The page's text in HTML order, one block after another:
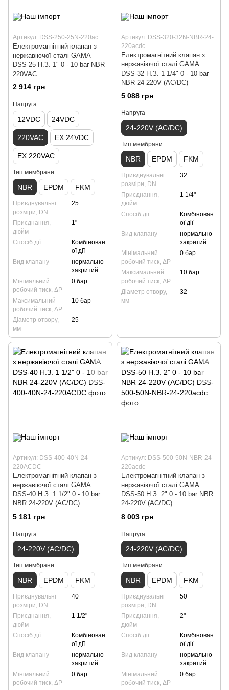
Артикул: DSS-250-25N-220ac
Електромагнітний клапан з
нержавіючої сталі GAMA
DSS-25 Н.З. 1" 0 - 10 bar NBR
220VAC
2 914 грн
Напруга
12VDC 24VDC
220VAC EX 24VDC
EX 220VAC
Тип мембрани
NBR EPDM FKM
Приєднувальні
розміри, DN
25
Приєднання,
дюйм
1"
Спосіб дії
Комбінован
ої дії
Вид клапану
нормально
закритий
Мінімальний
робочий тиск, ΔP
0 бар
Максимальний
робочий тиск, ΔP
10 бар
Діаметр отвору,
мм
25
Артикул: DSS-320-32N-NBR-24-
220acdc
Електромагнітний клапан з
нержавіючої сталі GAMA
DSS-32 Н.З. 1 1/4" 0 - 10 bar
NBR 24-220V (AC/DC)
5 088 грн
Напруга
24-220V (AC/DC)
Тип мембрани
NBR EPDM FKM
Приєднувальні
розміри, DN
32
Приєднання,
дюйм
1 1/4"
Спосіб дії
Комбінован
ої дії
Вид клапану
нормально
закритий
Мінімальний
робочий тиск, ΔP
0 бар
Максимальний
робочий тиск, ΔP
10 бар
Діаметр отвору,
мм
32
Артикул: DSS-400-40N-24-
220ACDC
Електромагнітний клапан з
нержавіючої сталі GAMA
DSS-40 Н.З. 1 1/2" 0 - 10 bar
NBR 24-220V (AC/DC)
5 181 грн
Напруга
24-220V (AC/DC)
Тип мембрани
NBR EPDM FKM
Приєднувальні
розміри, DN
40
Приєднання,
дюйм
1 1/2"
Спосіб дії
Комбінован
ої дії
Вид клапану
нормально
закритий
Мінімальний
робочий тиск, ΔP
0 бар
Артикул: DSS-500-50N-NBR-24-
220acdc
Електромагнітний клапан з
нержавіючої сталі GAMA
DSS-50 Н.З. 2" 0 - 10 bar NBR
24-220V (AC/DC)
8 003 грн
Напруга
24-220V (AC/DC)
Тип мембрани
NBR EPDM FKM
Приєднувальні
розміри, DN
50
Приєднання,
дюйм
2"
Спосіб дії
Комбінован
ої дії
Вид клапану
нормально
закритий
Мінімальний
робочий тиск, ΔP
0 бар